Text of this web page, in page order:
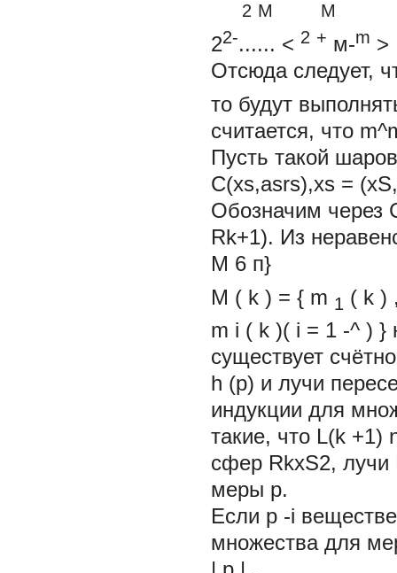
2 M M
22-...... < 2 + м-m >
Отсюда следует,
то будут
считается, что
Пусть такой
C(xs,asrs),xs =
Обозначим через
Rk+1). Из
М 6 п}
М ( k ) = { m 1 ( k )
m i ( k )( i = 1 -^ ) }
существует
h (p) и лучи
индукции для
такие, что L(k +1)
сфер RkxS2, лучи
меры р.
Если р -i
множества для